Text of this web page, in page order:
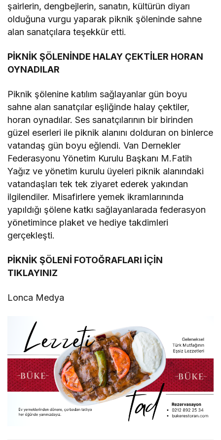
şairlerin, dengbejlerin, sanatın, kültürün diyarı
olduğuna vurgu yaparak piknik şöleninde sahne
alan sanatçılara teşekkür etti.
PİKNİK ŞÖLENİNDE HALAY ÇEKTİLER HORAN
OYNADILAR
Piknik şölenine katılım sağlayanlar gün boyu
sahne alan sanatçılar eşliğinde halay çektiler,
horan oynadılar. Ses sanatçılarının bir birinden
güzel eserleri ile piknik alanını dolduran on binlerce
vatandaş gün boyu eğlendi. Van Dernekler
Federasyonu Yönetim Kurulu Başkanı M.Fatih
Yağız ve yönetim kurulu üyeleri piknik alanındaki
vatandaşları tek tek ziyaret ederek yakından
ilgilendiler. Misafirlere yemek ikramlarınında
yapıldığı şölene katkı sağlayanlarada federasyon
yönetimince plaket ve hediye takdimleri
gerçekleşti.
PİKNİK ŞÖLENİ FOTOĞRAFLARI İÇİN
TIKLAYINIZ
Lonca Medya